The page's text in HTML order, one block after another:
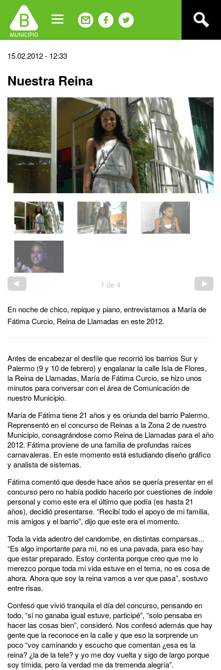
navigation
Back
top
15.02.2012 - 12:33
Nuestra Reina
1 de4
En noche de chico, repique y piano, entrevistamos a María de
Fátima Curcio, Reina de Llamadas en este 2012.
Antes de encabezar el desfile que recorrió los barrios Sur y
Palermo (9 y 10 de febrero) y engalanar la calle Isla de Flores,
la Reina de Llamadas, María de Fátima Curcio, se hizo unos
minutos para conversar con el área de Comunicación de
nuestro Municipio.
María de Fátima tiene 21 años y es oriunda del barrio Palermo.
Reprensentó en el concurso de Reinas a la Zona 2 de nuestro
Municipio, consagrándose como Reina de Llamadas para el año
2012. Fátima proviene de una familia de profundas raíces
carnavaleras. En este momento está estudiando diseño gráfico
y analista de sistemas.
Fátima comentó que desde hace años se quería presentar en el
concurso pero no había podido hacerlo por cuestiones de índole
personal y como este era el último que podía (es hasta 21
años), decidió presentarse. “Recibí todo el apoyo de mi familia,
mis amigos y el barrio”, dijo que este era el momento.
Toda la vida adentro del candombe, en distintas comparsas...
“Es algo importante para mi, no es una pavada, para eso hay
que estar preparado. Estoy contenta porque creo que me lo
merezco porque toda mi vida estuve en el tema, no es cosa de
ahora. Ahora que soy la reina vamos a ver que pasa”, sostuvo
entre risas.
Confesó que vivió tranquila el día del concurso, pensando en
todo, “si no ganaba igual estuve, participé”, “solo pensaba en
hacer las cosas bien”, consideró. Nos confesó además que hay
gente que la reconoce en la calle y que eso la sorprende un
poco “voy caminando y escucho que comentan ¿esa es la
reina? ¿la de la tele? y yo me doy vuelta y sigo de largo porque
soy tímida, pero la verdad me da tremenda alegría”.